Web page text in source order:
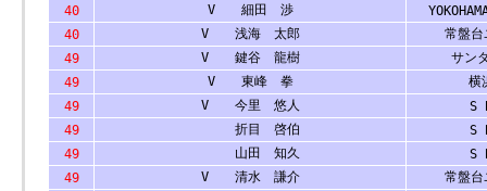
40
V 細田 渉
40
V 浅海 太郎
常盤台
49
V 鍵谷 龍樹
サン
49
V 東峰 拳
横
49
V 今里 悠人
S
49
折目 啓伯
S
49
山田 知久
S
49
V 清水 謙介
常盤台